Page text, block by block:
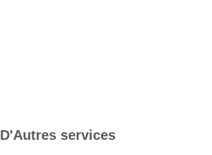
D'Autres services